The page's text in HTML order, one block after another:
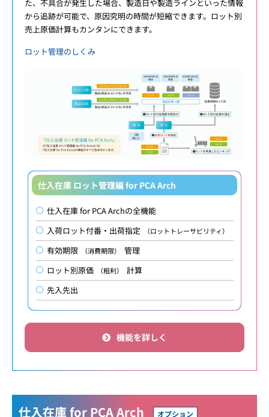
た、不具合が発生した場合、製造日や製造ラインといった情報
から追跡が可能で、原因究明の時間が短縮できます。ロット別
売上原価計算もカンタンにできます。
ロット管理のしくみ
仕入在庫 ロット管理編 for PCA Arch
仕入在庫 for PCA Archの全機能
入荷ロット付番・出荷指定
（ロットトレーサビリティ）
有効期限 （消費期限）
管理
ロット別原価
（粗利）
計算
先入先出
機能を詳しく
仕入在庫 for PCA Arch オプション